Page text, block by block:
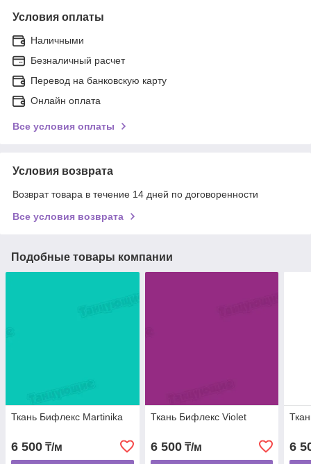
Условия оплаты
Наличными
Безналичный расчет
Перевод на банковскую карту
Онлайн оплата
Все условия оплаты
Условия возврата
Возврат товара в течение 14 дней по договоренности
Все условия возврата
Подобные товары компании
Ткань Бифлекс Martinika
6 500 ₸/м
Ткань Бифлекс Violet
6 500₸/м 6